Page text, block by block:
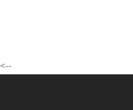
-->